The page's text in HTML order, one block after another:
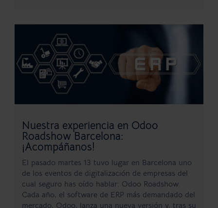
Nuestra experiencia en Odoo
Roadshow Barcelona:
¡Acompáñanos!
El pasado martes 13 tuvo lugar en Barcelona uno
de los eventos de digitalización de empresas del
cual seguro has oído hablar: Odoo Roadshow.
Cada año, el software de ERP más demandado del
mercado, Odoo, lanza una nueva versión y, tras su